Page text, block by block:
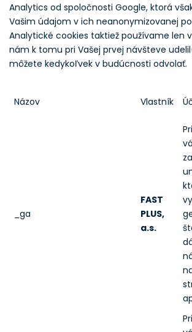
Analytics od spoločnosti Google, ktorá
Vašim údajom v ich neanonymizovanej
Analytické cookies taktiež používame len
nám k tomu pri Vašej prvej návšteve
môžete kedykoľvek v budúcnosti odvolať.
Názov Vlastník
_ga
FAST
PLUS,
a.s.